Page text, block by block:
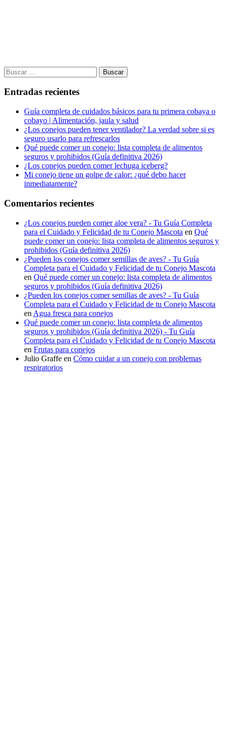
Buscar:
Entradas recientes
Guía completa de cuidados básicos para tu primera cobaya o
cobayo | Alimentación, jaula y salud
¿Los conejos pueden tener ventilador? La verdad sobre si es
seguro usarlo para refrescarlos
Qué puede comer un conejo: lista completa de alimentos
seguros y prohibidos (Guía definitiva 2026)
¿Los conejos pueden comer lechuga iceberg?
Mi conejo tiene un golpe de calor: ¿qué debo hacer
inmediatamente?
Comentarios recientes
¿Los conejos pueden comer aloe vera? - Tu Guía Completa
para el Cuidado y Felicidad de tu Conejo Mascota en Qué
puede comer un conejo: lista completa de alimentos seguros y
prohibidos (Guía definitiva 2026)
¿Pueden los conejos comer semillas de aves? - Tu Guía
Completa para el Cuidado y Felicidad de tu Conejo Mascota
en Qué puede comer un conejo: lista completa de alimentos
seguros y prohibidos (Guía definitiva 2026)
¿Pueden los conejos comer semillas de aves? - Tu Guía
Completa para el Cuidado y Felicidad de tu Conejo Mascota
en Agua fresca para conejos
Qué puede comer un conejo: lista completa de alimentos
seguros y prohibidos (Guía definitiva 2026) - Tu Guía
Completa para el Cuidado y Felicidad de tu Conejo Mascota
en Frutas para conejos
Julio Graffe en Cómo cuidar a un conejo con problemas
respiratorios